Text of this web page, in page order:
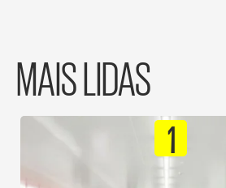
MAIS LIDAS
1